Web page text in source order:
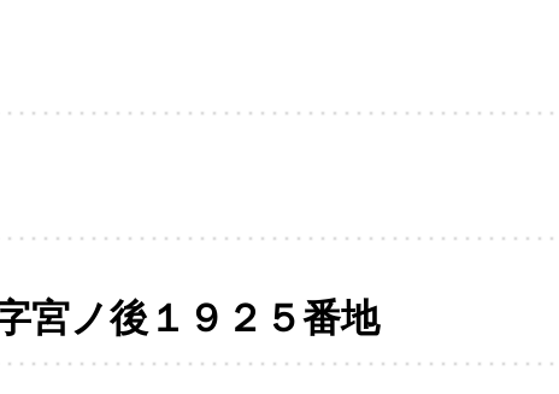
宮ノ後１９２５番地